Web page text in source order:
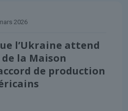
2026
l’Ukraine attend
la Maison
de production